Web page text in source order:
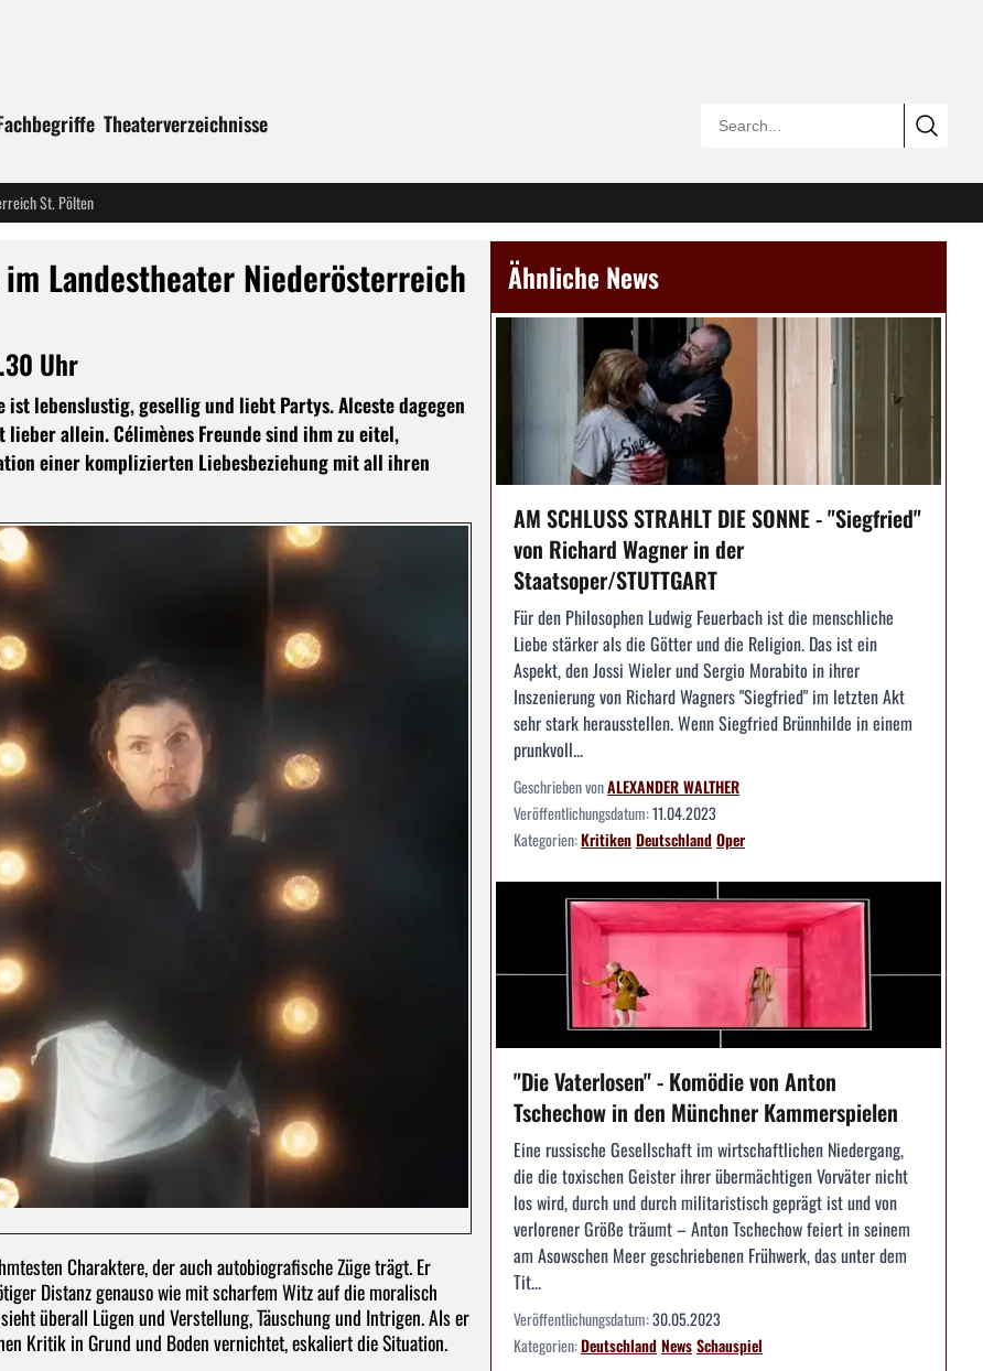
Theaterverzeichnisse
St. Pölten
im Landestheater Niederösterreich
Uhr
lebenslustig, gesellig und liebt Partys. Alceste dagegen
allein. Célimènes Freunde sind ihm zu eitel,
einer komplizierten Liebesbeziehung mit all ihren
Charaktere, der auch autobiografische Züge trägt. Er
Distanz genauso wie mit scharfem Witz auf die moralisch
überall Lügen und Verstellung, Täuschung und Intrigen. Als er
Kritik in Grund und Boden vernichtet, eskaliert die Situation.
Ähnliche News
AM SCHLUSS STRAHLT DIE SONNE - "Siegfried"
von Richard Wagner in der
Staatsoper/STUTTGART
Für den Philosophen Ludwig Feuerbach ist die menschliche
Liebe stärker als die Götter und die Religion. Das ist ein
Aspekt, den Jossi Wieler und Sergio Morabito in ihrer
Inszenierung von Richard Wagners "Siegfried" im letzten Akt
sehr stark herausstellen. Wenn Siegfried Brünnhilde in einem
prunkvoll...
Geschrieben vonALEXANDER WALTHER
Veröffentlichungsdatum:11.04.2023
Kategorien:KritikenDeutschlandOper
"Die Vaterlosen" - Komödie von Anton
Tschechow in den Münchner Kammerspielen
Eine russische Gesellschaft im wirtschaftlichen Niedergang,
die die toxischen Geister ihrer übermächtigen Vorväter nicht
los wird, durch und durch militaristisch geprägt ist und von
verlorener Größe träumt – Anton Tschechow feiert in seinem
am Asowschen Meer geschriebenen Frühwerk, das unter dem
Tit...
Veröffentlichungsdatum:30.05.2023
Kategorien:DeutschlandNewsSchauspiel